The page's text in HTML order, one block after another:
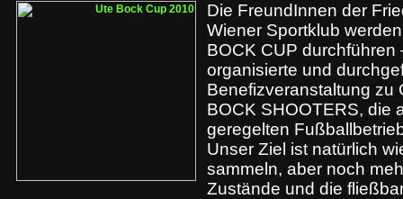
Die FreundInnen der
Wiener Sportklub
BOCK CUP durchführen
organisierte und
Benefizveranstaltung zu
BOCK SHOOTERS, die
geregelten
Unser Ziel ist natürlich
sammeln, aber noch
Zustände und die